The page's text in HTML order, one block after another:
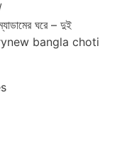
ঘরে – দুই
bangla choti